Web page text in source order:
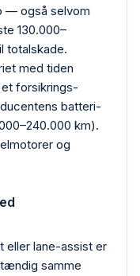
— også selvom
130.000–
total­skade.
med tiden
et forsikrings­
batteri­
km).
og
eller lane-assist er
samme